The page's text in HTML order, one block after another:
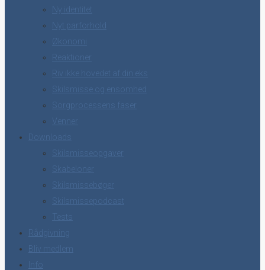
Ny identitet
Nyt parforhold
Økonomi
Reaktioner
Riv ikke hovedet af din eks
Skilsmisse og ensomhed
Sorgprocessens faser
Venner
Downloads
Skilsmisseopgaver
Skabeloner
Skilsmissebøger
Skilsmissepodcast
Tests
Rådgivning
Bliv medlem
Info